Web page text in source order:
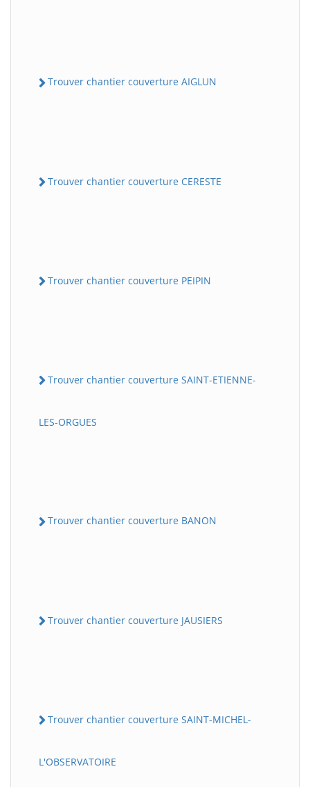
Trouver chantier couverture AIGLUN
Trouver chantier couverture CERESTE
Trouver chantier couverture PEIPIN
Trouver chantier couverture SAINT-ETIENNE-
LES-ORGUES
Trouver chantier couverture BANON
Trouver chantier couverture JAUSIERS
Trouver chantier couverture SAINT-MICHEL-
L'OBSERVATOIRE